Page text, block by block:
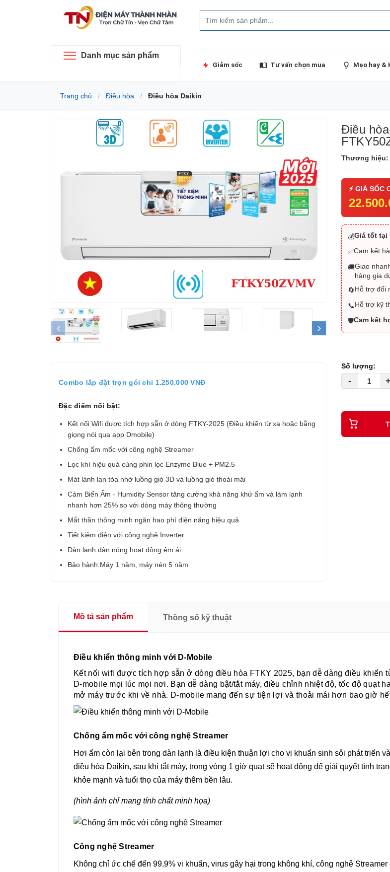
Danh mục sản phẩm
Giảm sốc Tư vấn chọn mua Mẹo hay &
Trang chủ Điều hòa Điều hòa Daikin
prev
Combo lắp đặt trọn gói chỉ 1.250.000 VNĐ
Đặc điểm nổi bật:
Kết nối Wifi được tích hợp sẵn ở dòng FTKY-2025 (Điều khiển từ xa hoặc bằng
giọng nói qua app Dmobile)
Chống ẩm mốc với công nghệ Streamer
Lọc khí hiệu quả cùng phin lọc Enzyme Blue + PM2.5
Mát lành lan tỏa nhờ luồng gió 3D và luồng gió thoải mái
Cảm Biến Ẩm - Humidity Sensor tăng cường khả năng khử ẩm và làm lạnh
nhanh hơn 25% so với dòng máy thông thường
Mắt thần thông minh ngăn hao phí điện năng hiệu quả
Tiết kiệm điện với công nghệ Inverter
Dàn lạnh dàn nóng hoạt động êm ái
Bảo hành:Máy 1 năm, máy nén 5 năm
Điều
Thương hiệu:
💰Giá tốt tại
✅Cam kết
🚚Giao
hàng gia
🔄Hỗ trợ đổi
📞Hỗ trợ kỹ
🛡️Cam kết
Số lượng:
- +
Mô tả sản phẩm Thông số kỹ thuật
Điều khiển thông minh với D-Mobile
Kết nối wifi được tích hợp sẵn ở dòng điều hòa FTKY 2025, bạn dễ dàng điều
D-mobile mọi lúc mọi nơi. Bạn dễ dàng bật/tắt máy, điều chỉnh nhiệt độ, tốc độ quạt
mở máy trước khi về nhà. D-mobile mang đến sự tiện lợi và thoải mái hơn bao giờ
Chống ẩm mốc với công nghệ Streamer
Hơi ẩm còn lại bên trong dàn lạnh là điều kiện thuận lợi cho vi khuẩn sinh sôi phát triển
điều hòa Daikin, sau khi tắt máy, trong vòng 1 giờ quạt sẽ hoạt động để giải quyết tình
khỏe mạnh và tuổi thọ của máy thêm bền lâu.
(hình ảnh chỉ mang tính chất minh họa)
Công nghệ Streamer
Không chỉ ức chế đến 99,9% vi khuẩn, virus gây hại trong không khí, công nghệ